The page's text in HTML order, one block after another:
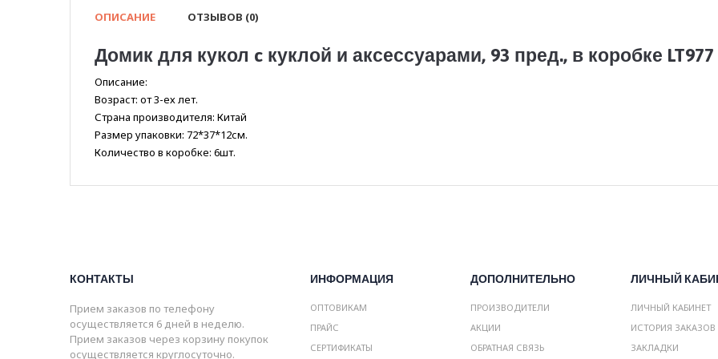
ОПИСАНИЕ ОТЗЫВОВ (0)
Домик для кукол c куклой и аксессуарами, 93 пред., в коробке LT977
Описание:
Возраст: от 3-ех лет.
Страна производителя: Китай
Размер упаковки: 72*37*12см.
Количество в коробке: 6шт.
КОНТАКТЫ
Прием заказов по телефону
осуществляется 6 дней в неделю.
Прием заказов через корзину покупок
осуществляется круглосуточно.
ИНФОРМАЦИЯ
ОПТОВИКАМ
ПРАЙС
СЕРТИФИКАТЫ
ДОПОЛНИТЕЛЬНО
ПРОИЗВОДИТЕЛИ
АКЦИИ
ОБРАТНАЯ СВЯЗЬ
ЛИЧНЫЙ
ЛИЧНЫЙ КАБИНЕТ
ИСТОРИЯ ЗАКАЗОВ
ЗАКЛАДКИ